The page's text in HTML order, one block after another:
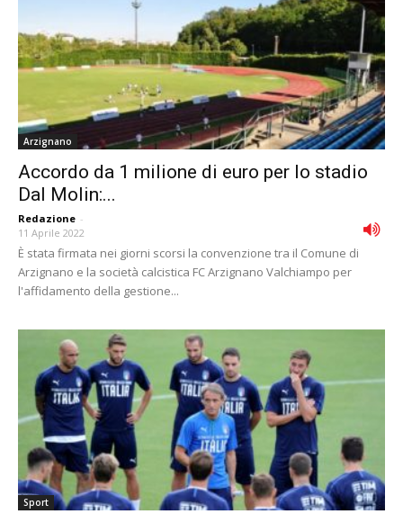
Arzignano
Accordo da 1 milione di euro per lo stadio
Dal Molin:...
Redazione -
11 Aprile 2022
È stata firmata nei giorni scorsi la convenzione tra il Comune di
Arzignano e la società calcistica FC Arzignano Valchiampo per
l'affidamento della gestione...
Sport